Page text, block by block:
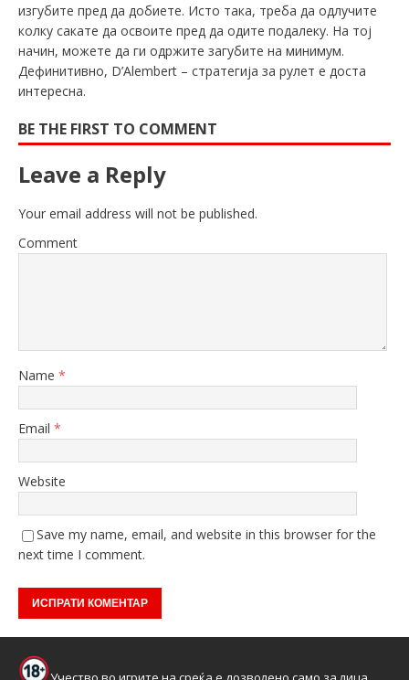
изгубите пред да добиете. Исто така, треба да одлучите
колку сакате да освоите пред да одите подалеку. На тој
начин, можете да ги одржите загубите на минимум.
Дефинитивно, D’Alembert – стратегија за рулет е доста
интересна.
BE THE FIRST TO COMMENT
Leave a Reply
Your email address will not be published.
Comment
Name *
Email *
Website
Save my name, email, and website in this browser for the
next time I comment.